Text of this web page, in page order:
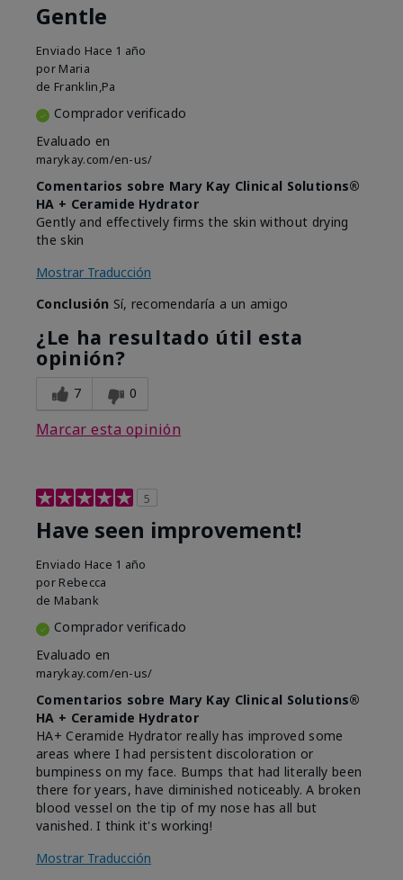
Gentle
Enviado Hace 1 año
por Maria
de Franklin,Pa
Comprador verificado
Evaluado en
marykay.com/en-us/
Comentarios sobre Mary Kay Clinical Solutions®
HA + Ceramide Hydrator
Gently and effectively firms the skin without drying
the skin
Mostrar Traducción
Conclusión Sí, recomendaría a un amigo
¿Le ha resultado útil esta
opinión?
7 0
Marcar esta opinión
5
Have seen improvement!
Enviado Hace 1 año
por Rebecca
de Mabank
Comprador verificado
Evaluado en
marykay.com/en-us/
Comentarios sobre Mary Kay Clinical Solutions®
HA + Ceramide Hydrator
HA+ Ceramide Hydrator really has improved some
areas where I had persistent discoloration or
bumpiness on my face. Bumps that had literally been
there for years, have diminished noticeably. A broken
blood vessel on the tip of my nose has all but
vanished. I think it's working!
Mostrar Traducción